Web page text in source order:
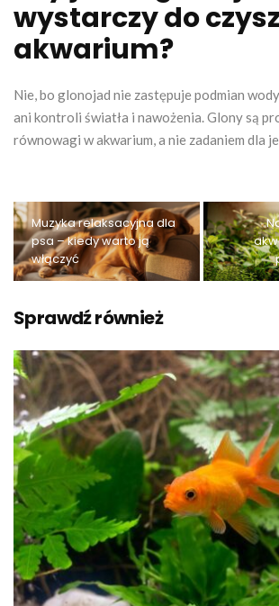
wystarczy do
akwarium?
Nie, bo glonojad nie zastępuje podmian
ani kontroli światła i nawożenia. Glony są
równowagi w akwarium, a nie zadaniem dla
Muzyka relaksacyjna dla
psa – kiedy warto ją
włączyć
Sprawdź również